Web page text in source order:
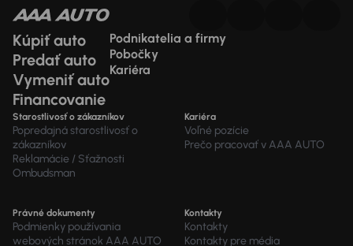
Kúpiť auto
Predať auto
Vymeniť auto
Financovanie
Podnikatelia a firmy
Pobočky
Kariéra
Starostlivosť o zákazníkov
Popredajná starostlivosť o
zákazníkov
Reklamácie / Sťažnosti
Ombudsman
Kariéra
Voľné pozície
Prečo pracovať v AAA AUTO
Právné dokumenty
Podmienky používania
webových stránok AAA AUTO
Kontakty
Kontakty
Kontakty pre média